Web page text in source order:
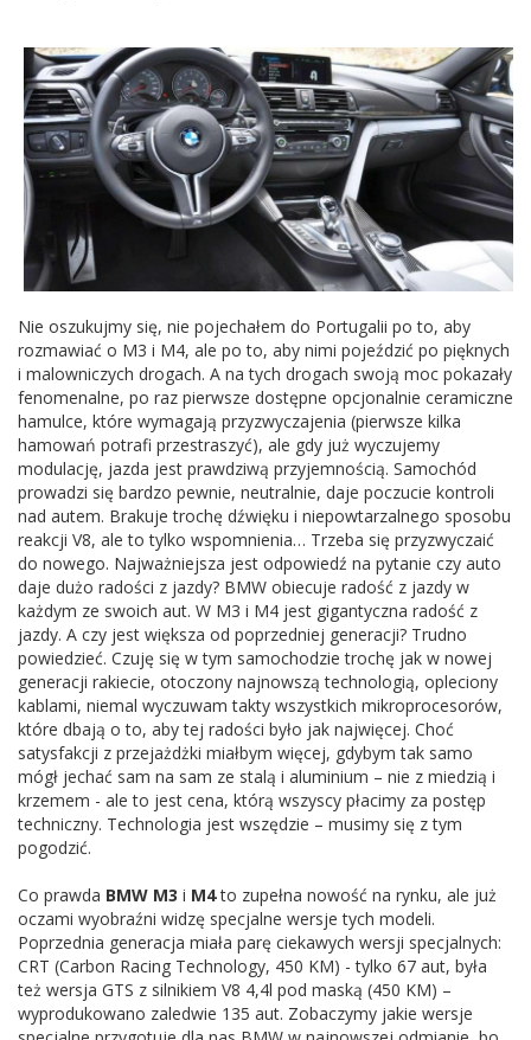
Nie oszukujmy się, nie pojechałem do Portugalii po to, aby
rozmawiać o M3 i M4, ale po to, aby nimi pojeździć po pięknych
i malowniczych drogach. A na tych drogach swoją moc pokazały
fenomenalne, po raz pierwsze dostępne opcjonalnie ceramiczne
hamulce, które wymagają przyzwyczajenia (pierwsze kilka
hamowań potrafi przestraszyć), ale gdy już wyczujemy
modulację, jazda jest prawdziwą przyjemnością. Samochód
prowadzi się bardzo pewnie, neutralnie, daje poczucie kontroli
nad autem. Brakuje trochę dźwięku i niepowtarzalnego sposobu
reakcji V8, ale to tylko wspomnienia… Trzeba się przyzwyczaić
do nowego. Najważniejsza jest odpowiedź na pytanie czy auto
daje dużo radości z jazdy? BMW obiecuje radość z jazdy w
każdym ze swoich aut. W M3 i M4 jest gigantyczna radość z
jazdy. A czy jest większa od poprzedniej generacji? Trudno
powiedzieć. Czuję się w tym samochodzie trochę jak w nowej
generacji rakiecie, otoczony najnowszą technologią, opleciony
kablami, niemal wyczuwam takty wszystkich mikroprocesorów,
które dbają o to, aby tej radości było jak najwięcej. Choć
satysfakcji z przejażdżki miałbym więcej, gdybym tak samo
mógł jechać sam na sam ze stalą i aluminium – nie z miedzią i
krzemem - ale to jest cena, którą wszyscy płacimy za postęp
techniczny. Technologia jest wszędzie – musimy się z tym
pogodzić.
Co prawda BMW M3 i M4to zupełna nowość na rynku, ale już
oczami wyobraźni widzę specjalne wersje tych modeli.
Poprzednia generacja miała parę ciekawych wersji specjalnych:
CRT (Carbon Racing Technology, 450 KM) - tylko 67 aut, była
też wersja GTS z silnikiem V8 4,4l pod maską (450 KM) –
wyprodukowano zaledwie 135 aut. Zobaczymy jakie wersje